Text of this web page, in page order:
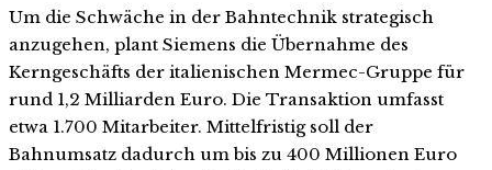
Um die Schwäche in der Bahntechnik strategisch
anzugehen, plant Siemens die Übernahme des
Kerngeschäfts der italienischen Mermec-Gruppe für
rund 1,2 Milliarden Euro. Die Transaktion umfasst
etwa 1.700 Mitarbeiter. Mittelfristig soll der
Bahnumsatz dadurch um bis zu 400 Millionen Euro